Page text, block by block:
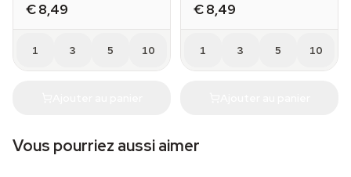
€ 8,49
1 3 5 10
€ 8,49
1 3 5 10
Vous pourriez aussi aimer